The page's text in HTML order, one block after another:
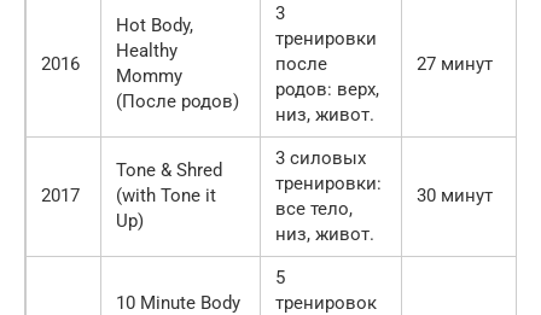
2016
Hot Body,
Healthy
Mommy
(После родов)
3
тренировки
после
родов: верх,
низ, живот.
27 минут
2017
Tone & Shred
(with Tone it
Up)
3 силовых
тренировки:
все тело,
низ, живот.
30 минут
10 Minute Body
5
тренировок